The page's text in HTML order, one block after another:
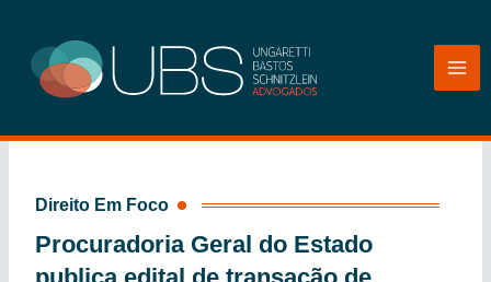
conteúdo
Direito Em Foco
Procuradoria Geral do Estado